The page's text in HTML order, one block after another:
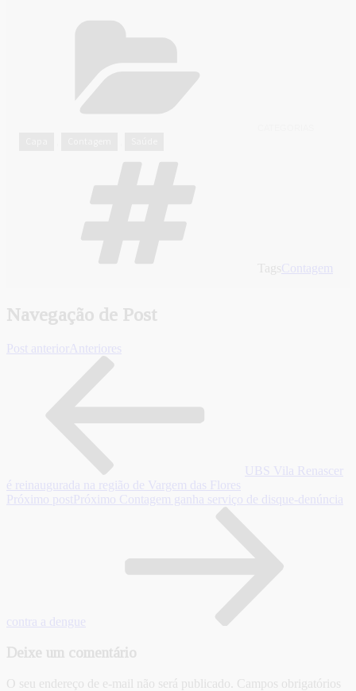
TagsContagem
Navegação de Post
Post anterior Anteriores
UBS Vila Renascer
é reinaugurada na região de Vargem das Flores
Próximo post Próximo Contagem ganha serviço de disque-denúncia
contra a dengue
Deixe um comentário
O seu endereço de e-mail não será publicado. Campos obrigatórios